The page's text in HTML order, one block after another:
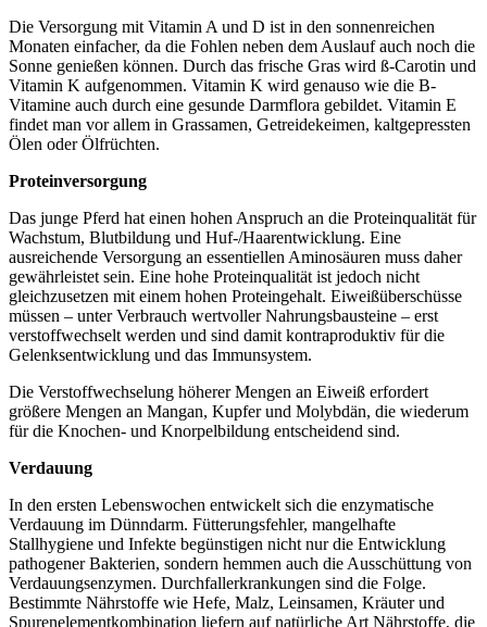
Die Versorgung mit Vitamin A und D ist in den sonnenreichen
Monaten einfacher, da die Fohlen neben dem Auslauf auch noch die
Sonne genießen können. Durch das frische Gras wird ß-Carotin und
Vitamin K aufgenommen. Vitamin K wird genauso wie die B-
Vitamine auch durch eine gesunde Darmflora gebildet. Vitamin E
findet man vor allem in Grassamen, Getreidekeimen, kaltgepressten
Ölen oder Ölfrüchten.
Proteinversorgung
Das junge Pferd hat einen hohen Anspruch an die Proteinqualität für
Wachstum, Blutbildung und Huf-/Haarentwicklung. Eine
ausreichende Versorgung an essentiellen Aminosäuren muss daher
gewährleistet sein. Eine hohe Proteinqualität ist jedoch nicht
gleichzusetzen mit einem hohen Proteingehalt. Eiweißüberschüsse
müssen – unter Verbrauch wertvoller Nahrungsbausteine – erst
verstoffwechselt werden und sind damit kontraproduktiv für die
Gelenksentwicklung und das Immunsystem.
Die Verstoffwechselung höherer Mengen an Eiweiß erfordert
größere Mengen an Mangan, Kupfer und Molybdän, die wiederum
für die Knochen- und Knorpelbildung entscheidend sind.
Verdauung
In den ersten Lebenswochen entwickelt sich die enzymatische
Verdauung im Dünndarm. Fütterungsfehler, mangelhafte
Stallhygiene und Infekte begünstigen nicht nur die Entwicklung
pathogener Bakterien, sondern hemmen auch die Ausschüttung von
Verdauungsenzymen. Durchfallerkrankungen sind die Folge.
Bestimmte Nährstoffe wie Hefe, Malz, Leinsamen, Kräuter und
Spurenelementkombination liefern auf natürliche Art Nährstoffe, die